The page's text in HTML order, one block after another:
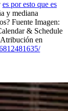
es por esto que es
y mediana
Fuente Imagen:
& Schedule
en